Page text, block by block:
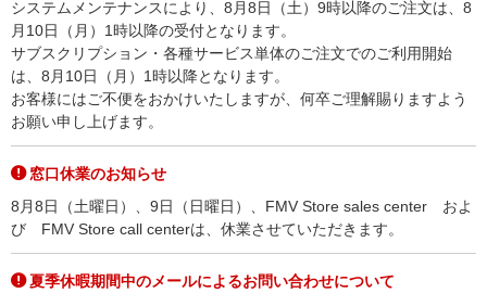
システムメンテナンスにより、8月8日（土）9時以降のご注文は、8
月10日（月）1時以降の受付となります。
サブスクリプション・各種サービス単体のご注文でのご利用開始
は、8月10日（月）1時以降となります。
お客様にはご不便をおかけいたしますが、何卒ご理解賜りますよう
お願い申し上げます。
窓口休業のお知らせ
8月8日（土曜日）、9日（日曜日）、FMV Store sales center およ
び FMV Store call centerは、休業させていただきます。
夏季休暇期間中のメールによるお問い合わせについて